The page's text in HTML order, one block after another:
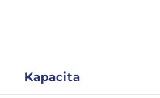
Kapacita